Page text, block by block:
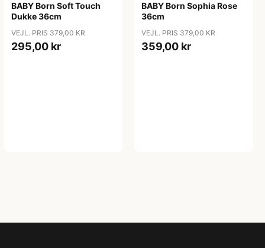
BABY Born Soft Touch
Dukke 36cm
VEJL. PRIS 379,00 KR
295,00 kr
BABY Born Sophia Rose
36cm
VEJL. PRIS 379,00 KR
359,00 kr